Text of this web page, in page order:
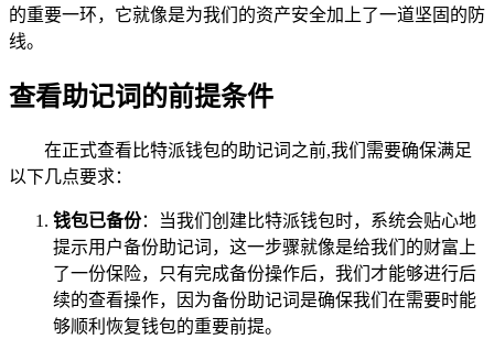
的重要一环，它就像是为我们的资产安全加上了一道坚固的防
线。
查看助记词的前提条件
在正式查看比特派钱包的助记词之前,我们需要确保满足
以下几点要求：
钱包已备份：当我们创建比特派钱包时，系统会贴心地
提示用户备份助记词，这一步骤就像是给我们的财富上
了一份保险，只有完成备份操作后，我们才能够进行后
续的查看操作，因为备份助记词是确保我们在需要时能
够顺利恢复钱包的重要前提。